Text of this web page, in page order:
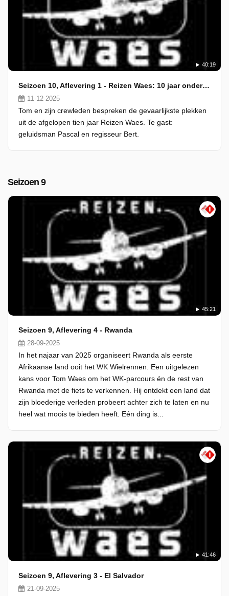
40:19
Seizoen 10, Aflevering 1 - Reizen Waes: 10 jaar onderweg
11-12-2025
Tom en zijn crewleden bespreken de gevaarlijkste plekken
uit de afgelopen tien jaar Reizen Waes. Te gast:
geluidsman Pascal en regisseur Bert.
Seizoen 9
45:21
Seizoen 9, Aflevering 4 - Rwanda
28-09-2025
In het najaar van 2025 organiseert Rwanda als eerste
Afrikaanse land ooit het WK Wielrennen. Een uitgelezen
kans voor Tom Waes om het WK-parcours én de rest van
Rwanda met de fiets te verkennen. Hij ontdekt een land dat
zijn bloederige verleden probeert achter zich te laten en nu
heel wat moois te bieden heeft. Eén ding is...
41:46
Seizoen 9, Aflevering 3 - El Salvador
21-09-2025